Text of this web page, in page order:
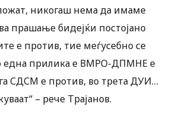
никогаш нема да имаме
прашање бидејќи постојано
е против, тие меѓусебно се
една прилика е ВМРО-ДПМНЕ е
СДСМ е против, во трета ДУИ…
– рече Трајанов.